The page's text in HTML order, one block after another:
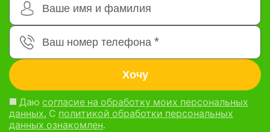
Даю согласие на обработку моих персональных
данных. С политикой обработки персональных
данных ознакомлен.